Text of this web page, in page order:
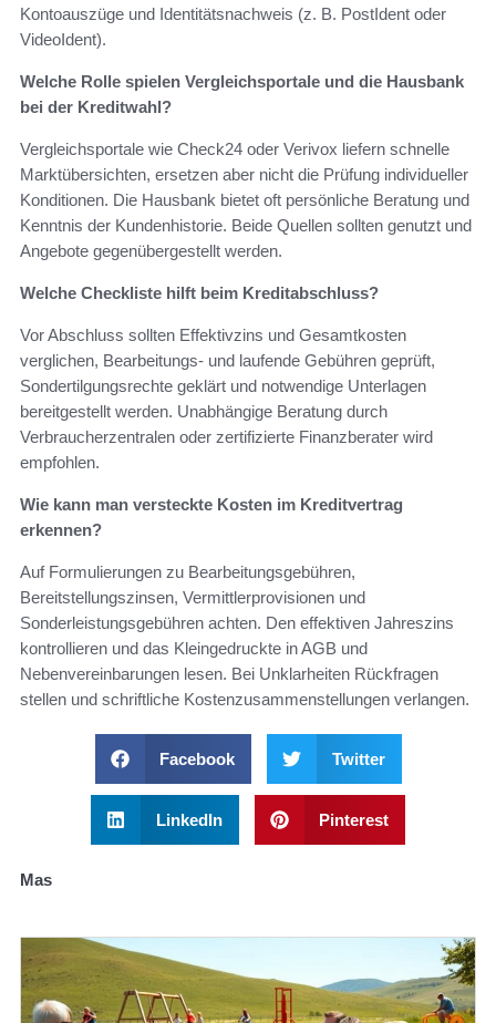
Kontoauszüge und Identitätsnachweis (z. B. PostIdent oder
VideoIdent).
Welche Rolle spielen Vergleichsportale und die Hausbank
bei der Kreditwahl?
Vergleichsportale wie Check24 oder Verivox liefern schnelle
Marktübersichten, ersetzen aber nicht die Prüfung individueller
Konditionen. Die Hausbank bietet oft persönliche Beratung und
Kenntnis der Kundenhistorie. Beide Quellen sollten genutzt und
Angebote gegenübergestellt werden.
Welche Checkliste hilft beim Kreditabschluss?
Vor Abschluss sollten Effektivzins und Gesamtkosten
verglichen, Bearbeitungs- und laufende Gebühren geprüft,
Sondertilgungsrechte geklärt und notwendige Unterlagen
bereitgestellt werden. Unabhängige Beratung durch
Verbraucherzentralen oder zertifizierte Finanzberater wird
empfohlen.
Wie kann man versteckte Kosten im Kreditvertrag
erkennen?
Auf Formulierungen zu Bearbeitungsgebühren,
Bereitstellungszinsen, Vermittlerprovisionen und
Sonderleistungsgebühren achten. Den effektiven Jahreszins
kontrollieren und das Kleingedruckte in AGB und
Nebenvereinbarungen lesen. Bei Unklarheiten Rückfragen
stellen und schriftliche Kostenzusammenstellungen verlangen.
Facebook Twitter
LinkedIn Pinterest
Mas